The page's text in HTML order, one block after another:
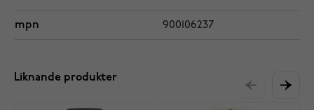
mpn 900106237
Liknande produkter